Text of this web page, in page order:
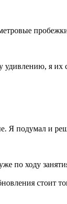
удивлению, я
Я подумал и
по ходу
стоит